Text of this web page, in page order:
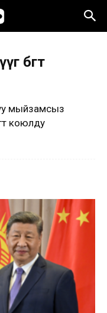
бөгөт
мыйзамсыз
коюлду